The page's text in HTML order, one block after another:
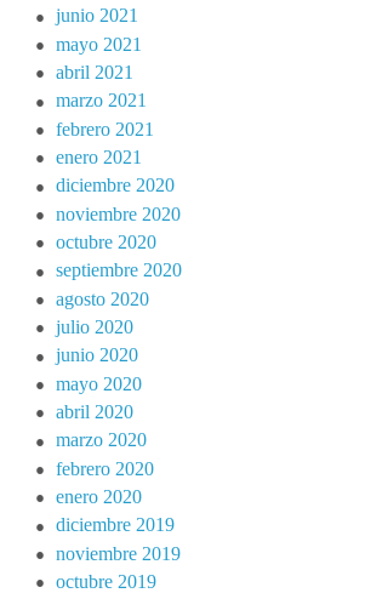
junio 2021
mayo 2021
abril 2021
marzo 2021
febrero 2021
enero 2021
diciembre 2020
noviembre 2020
octubre 2020
septiembre 2020
agosto 2020
julio 2020
junio 2020
mayo 2020
abril 2020
marzo 2020
febrero 2020
enero 2020
diciembre 2019
noviembre 2019
octubre 2019